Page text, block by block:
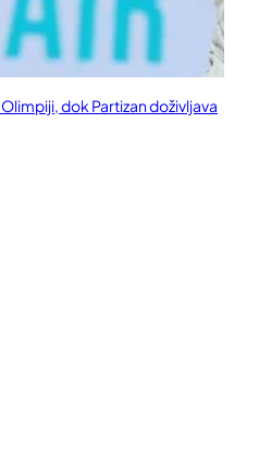
dok Partizan doživljava